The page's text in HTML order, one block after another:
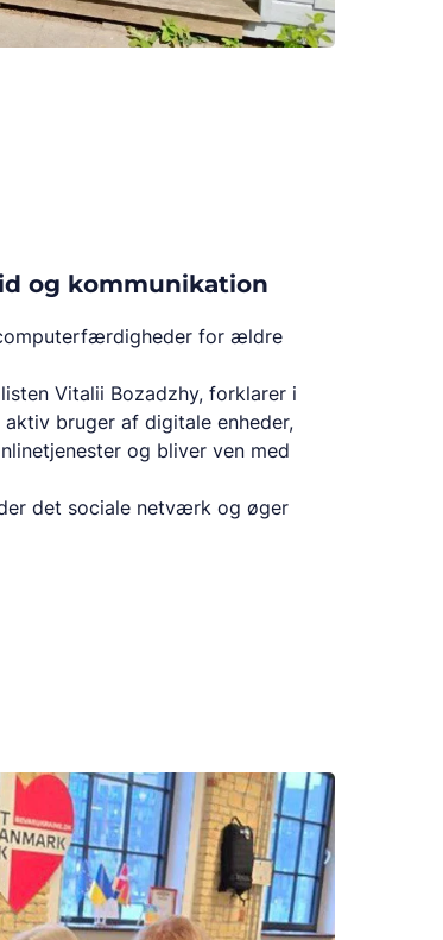
og kommunikation
for ældre
Vitalii Bozadzhy, forklarer i
bruger af digitale enheder,
og bliver ven med
det sociale netværk og øger